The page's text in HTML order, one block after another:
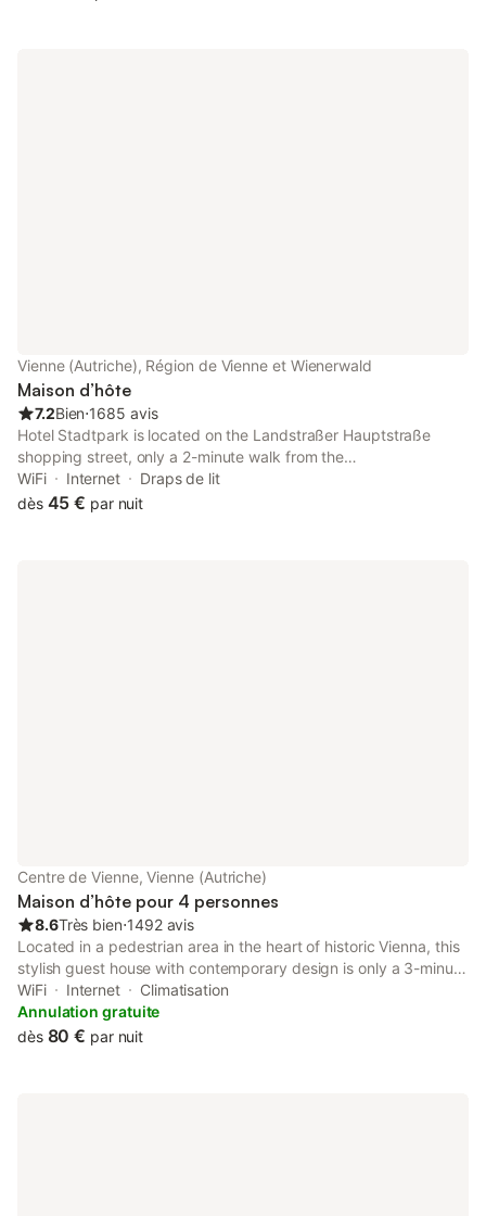
Vienne (Autriche), Région de Vienne et Wienerwald
Maison d’hôte
7.2Bien⋅1685 avis
Hotel Stadtpark is located on the Landstraßer Hauptstraße
shopping street, only a 2-minute walk from the
Landstraße/Wien-Mitte Train and Underground Station and a 5-
minute walk from the City Park. Free WiFi is available.
WiFi Internet
Draps de lit
dès 45 € par nuit
Centre de Vienne, Vienne (Autriche)
Maison d’hôte pour 4 personnes
8.6Très bien⋅1492 avis
Located in a pedestrian area in the heart of historic Vienna, this
stylish guest house with contemporary design is only a 3-minute
walk from Saint Stephen's Cathedral and the Stephansplatz
Underground Station (lines U1 and U3). Free WiFi is...
WiFi Internet
Climatisation
Annulation gratuite
dès 80 € par nuit